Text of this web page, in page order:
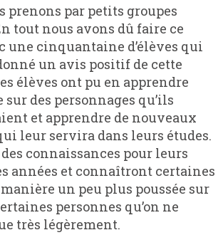
tout nous avons dû faire ce
une cinquantaine d’élèves qui
un avis positif de cette
élèves ont pu en apprendre
sur des personnages qu’ils
et apprendre de nouveaux
leur servira dans leurs études.
connaissances pour leurs
années et connaîtront certaines
un peu plus poussée sur
personnes qu’on ne
très légèrement.